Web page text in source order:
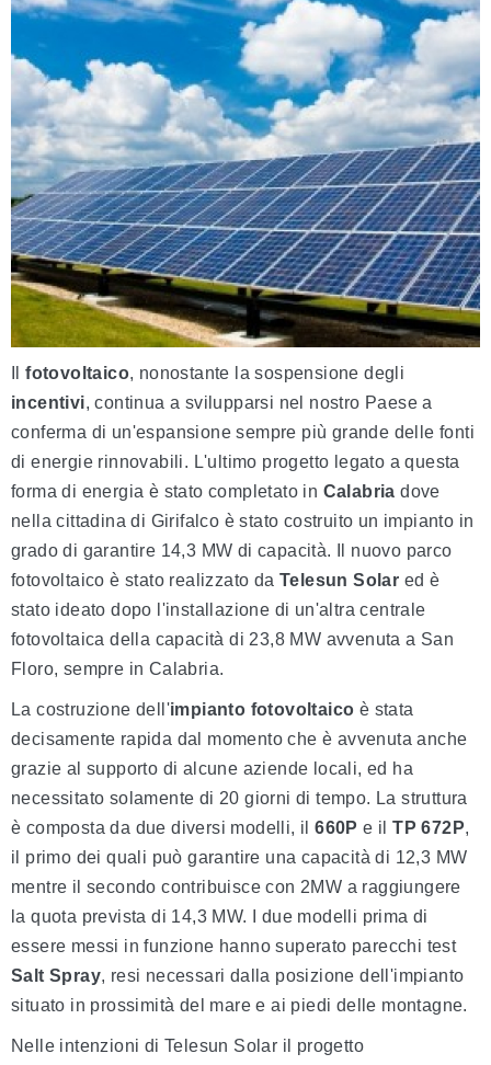
Ilfotovoltaico, nonostante la sospensione degli
incentivi, continua a svilupparsi nel nostro Paese a
conferma di un'espansione sempre più grande delle fonti
di energie rinnovabili. L'ultimo progetto legato a questa
forma di energia è stato completato in Calabria dove
nella cittadina di Girifalco è stato costruito un impianto in
grado di garantire 14,3 MW di capacità. Il nuovo parco
fotovoltaico è stato realizzato da Telesun Solar ed è
stato ideato dopo l'installazione di un'altra centrale
fotovoltaica della capacità di 23,8 MW avvenuta a San
Floro, sempre in Calabria.
La costruzione dell'impianto fotovoltaico è stata
decisamente rapida dal momento che è avvenuta anche
grazie al supporto di alcune aziende locali, ed ha
necessitato solamente di 20 giorni di tempo. La struttura
è composta da due diversi modelli, il660P e ilTP 672P,
il primo dei quali può garantire una capacità di 12,3 MW
mentre il secondo contribuisce con 2MW a raggiungere
la quota prevista di 14,3 MW. I due modelli prima di
essere messi in funzione hanno superato parecchi test
Salt Spray, resi necessari dalla posizione dell'impianto
situato in prossimità del mare e ai piedi delle montagne.
Nelle intenzioni di Telesun Solar il progetto